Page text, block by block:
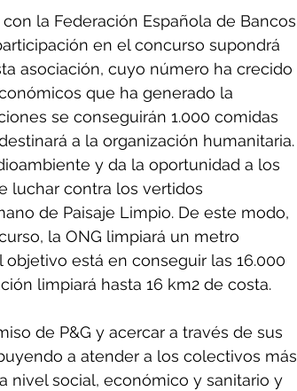
la Federación Española de Bancos
en el concurso supondrá
asociación, cuyo número ha crecido
que ha generado la
se conseguirán 1.000 comidas
a la organización humanitaria.
y da la oportunidad a los
luchar contra los vertidos
de Paisaje Limpio. De este modo,
la ONG limpiará un metro
está en conseguir las 16.000
limpiará hasta 16 km2 de costa.
de P&G y acercar a través de sus
a atender a los colectivos más
nivel social, económico y sanitario y